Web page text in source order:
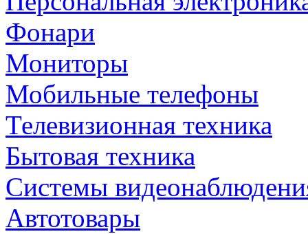
Фонари
Мониторы
Мобильные телефоны
Телевизионная техника
Бытовая техника
Cистемы
Автотовары